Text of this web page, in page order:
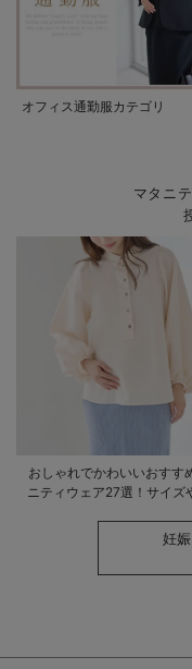
オフィス通勤服カテゴリ
マタニ
おしゃれでかわいいおすす
ニティウェア27選！サイズ
妊